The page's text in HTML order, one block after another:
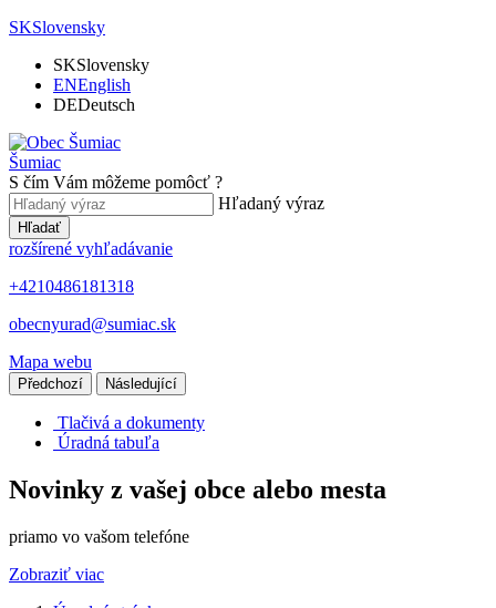
SKSlovensky
SKSlovensky
ENEnglish
DEDeutsch
Šumiac
S čím Vám môžeme pomôcť ?
Hľadaný výraz
Hľadať
rozšírené vyhľadávanie
+4210486181318
obecnyurad@sumiac.sk
Mapa webu
Předchozí Následující
Tlačivá a dokumenty
Úradná tabuľa
Novinky z vašej obce alebo mesta
priamo vo vašom telefóne
Zobraziť viac